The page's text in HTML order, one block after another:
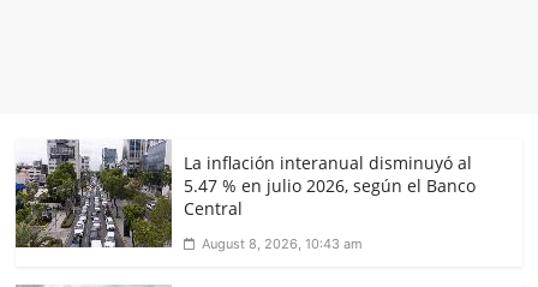
La inflación interanual disminuyó al
5.47 % en julio 2026, según el Banco
Central
August 8, 2026, 10:43 am